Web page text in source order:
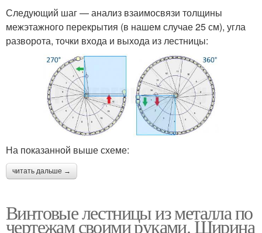
Следующий шаг — анализ взаимосвязи толщины
межэтажного перекрытия (в нашем случае 25 см), угла
разворота, точки входа и выхода из лестницы:
На показанной выше схеме:
читать дальше →
Винтовые лестницы из металла по
чертежам своими руками. Ширина